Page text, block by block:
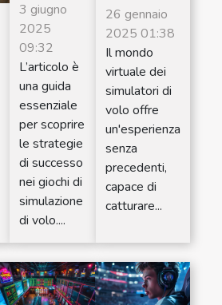
3 giugno
2025
09:32
L’articolo è
una guida
essenziale
per scoprire
le strategie
di successo
nei giochi di
simulazione
di volo....
26 gennaio
2025 01:38
Il mondo
virtuale dei
simulatori di
volo offre
un'esperienza
senza
precedenti,
capace di
catturare...